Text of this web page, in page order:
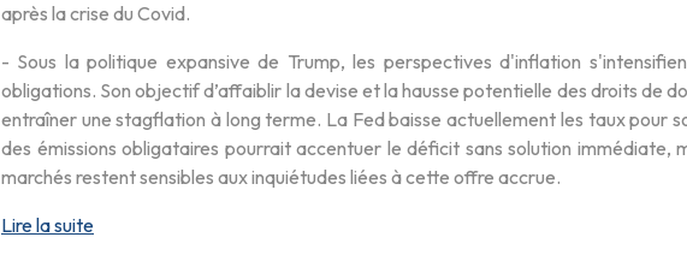
après la crise du Covid.
- Sous la politique expansive de Trump, les perspectives d'inflation
obligations. Son objectif d’affaiblir la devise et la hausse potentielle des droits de
entraîner une stagflation à long terme. La Fed baisse actuellement les taux pour
des émissions obligataires pourrait accentuer le déficit sans solution immédiate,
marchés restent sensibles aux inquiétudes liées à cette offre accrue.
Lire la suite